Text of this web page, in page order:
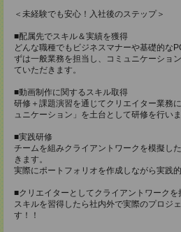
＜未経験でも安心！入社後のステップ＞
■配属先でスキル＆実績を獲得
どんな職種でもビジネスマナーや基礎的な
ずは一般業務を担当し、コミュニケーショ
ていただきます。
■動画制作に関するスキル取得
研修＋課題演習を通じてクリエイター業務
ュニケーション」を土台として研修を行いま
■実践研修
チームを組みクライアントワークを模擬し
きます。
実際にポートフォリオを作成しながら実践
■クリエイターとしてクライアントワークを
スキルを習得したら社内外で実際のプロジ
す！！